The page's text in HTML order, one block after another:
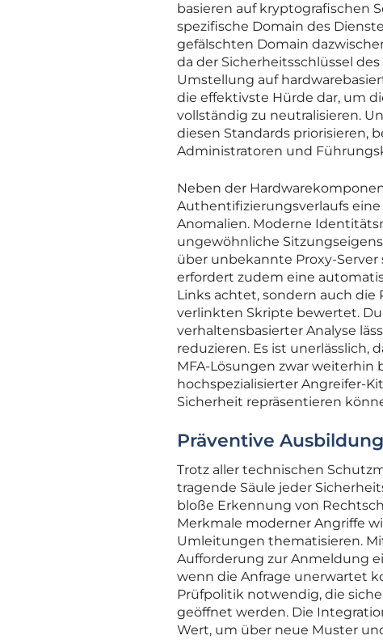
basieren auf kryptografischen
spezifische Domain des
gefälschten Domain
da der Sicherheitsschlüssel
Umstellung auf
die effektivste Hürde dar, um
vollständig zu neutralisieren.
diesen Standards priorisieren,
Administratoren und
Neben der
Authentifizierungsverlaufs
Anomalien. Moderne
ungewöhnliche
über unbekannte Proxy-
erfordert zudem eine
Links achtet, sondern auch
verlinkten Skripte bewertet.
verhaltensbasierter Analyse
reduzieren. Es ist unerlässlich,
MFA-Lösungen zwar weiterhin
hochspezialisierter Angreifer-
Sicherheit repräsentieren
Präventive
Trotz aller technischen
tragende Säule jeder
bloße Erkennung von
Merkmale moderner Angriffe
Umleitungen thematisieren.
Aufforderung zur Anmeldung
wenn die Anfrage unerwartet
Prüfpolitik notwendig, die
geöffnet werden. Die
Wert, um über neue Muster